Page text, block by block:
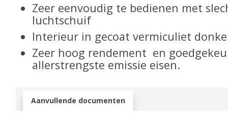
Zeer eenvoudig te bedienen met
luchtschuif
Interieur in gecoat vermiculiet
Zeer hoog rendement en
allerstrengste emissie eisen.
Aanvullende documenten